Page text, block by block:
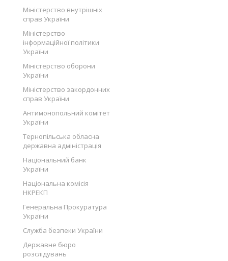
Міністерство внутрішніх
справ України
Міністерство
інформаційної політики
України
Міністерство оборони
України
Міністерство закордонних
справ України
Антимонопольний комітет
України
Тернопільська обласна
державна адміністрація
Національний банк
України
Національна комісія
НКРЕКП
Генеральна Прокуратура
України
Служба безпеки України
Державне бюро
розслідувань